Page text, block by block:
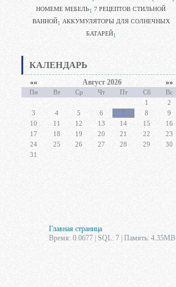
HOMEME МЕБЕЛЬ1 7 РЕЦЕПТОВ СТИЛЬНОЙ
ВАННОЙ1 АККУМУЛЯТОРЫ ДЛЯ СОЛНЕЧНЫХ
БАТАРЕЙ1
КАЛЕНДАРЬ
«« Август 2026 »»
Пн Вт Ср Чт Пт Сб
Вс
1
2
3
4 5 6 7 8
9
10
11 12 13 14 15
16
17
18 19 20 21 22
23
24
25 26 27 28 29
30
31
Главная страница
Время: 0.0677 | SQL: 7 | Память: 4.35MB